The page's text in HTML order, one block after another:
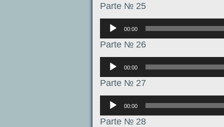
Parte № 25
Аудиоплеер
00:00
Parte № 26
Аудиоплеер
00:00
Parte № 27
Аудиоплеер
00:00
Parte № 28